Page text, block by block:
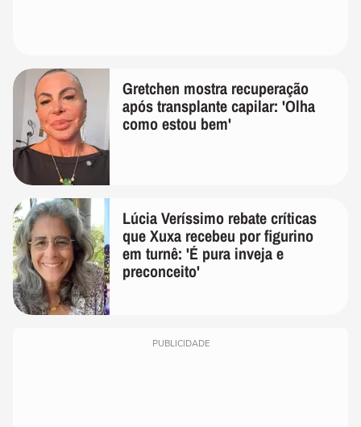
Gretchen mostra recuperação
após transplante capilar: 'Olha
como estou bem'
Lúcia Veríssimo rebate críticas
que Xuxa recebeu por figurino
em turnê: 'É pura inveja e
preconceito'
PUBLICIDADE